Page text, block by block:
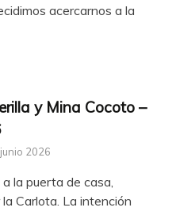
acercarnos a la
y Mina Cocoto –
2026
la puerta de casa,
Carlota. La intención